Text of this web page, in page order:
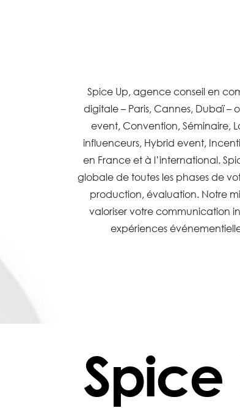
Spice Up, agence conseil en
digitale – Paris, Cannes, Dubaï –
event, Convention, Séminaire,
influenceurs, Hybrid event,
en France et à l’international.
globale de toutes les phases de
production, évaluation. Notre
valoriser votre communication
expériences
Spice